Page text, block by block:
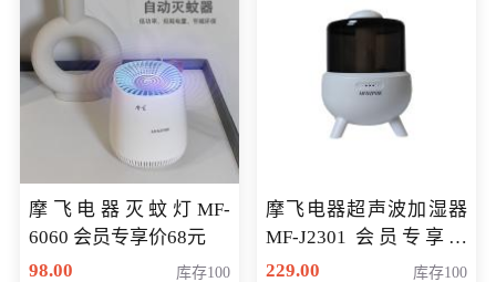
摩飞电器灭蚊灯MF-
6060 会员专享价68元
98.00
库存100
摩飞电器超声波加湿器
MF-J2301 会员专享价
168元
229.00 库存100